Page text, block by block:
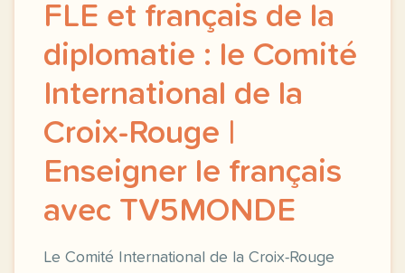
FLE et français de la
diplomatie : le Comité
International de la
Croix-Rouge |
Enseigner le français
avec TV5MONDE
Le Comité International de la Croix-Rouge